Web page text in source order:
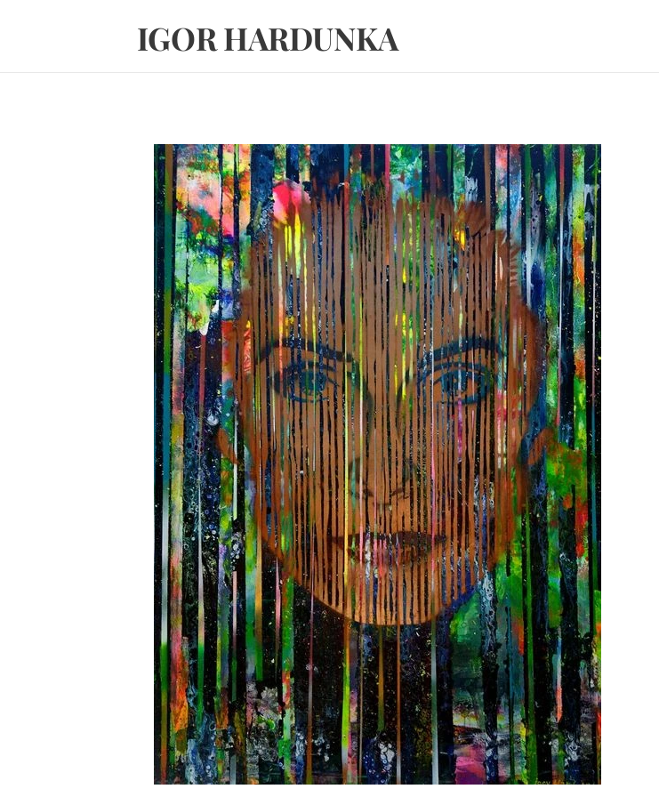
IGOR HARDUNKA